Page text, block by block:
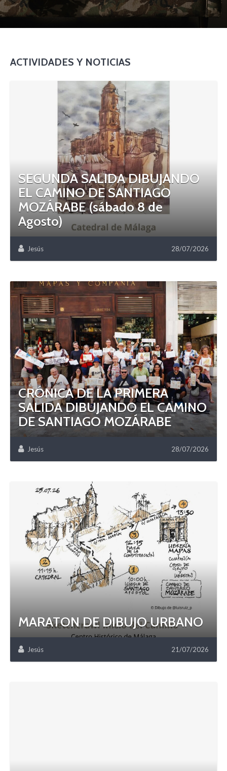
ACTIVIDADES Y NOTICIAS
SEGUNDA SALIDA DIBUJANDO
EL CAMINO DE SANTIAGO
MOZÁRABE (sábado 8 de
Agosto)
Jesús 28/07/2026
CRÓNICA DE LA PRIMERA
SALIDA DIBUJANDO EL CAMINO
DE SANTIAGO MOZÁRABE
Jesús 28/07/2026
MARATON DE DIBUJO URBANO
Jesús 21/07/2026